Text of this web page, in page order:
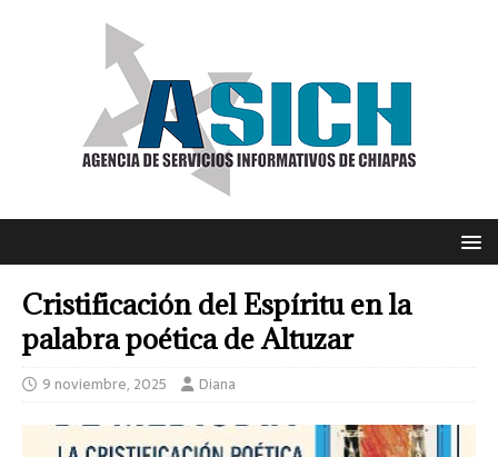
Cristificación del Espíritu en la
palabra poética de Altuzar
9 noviembre, 2025 Diana